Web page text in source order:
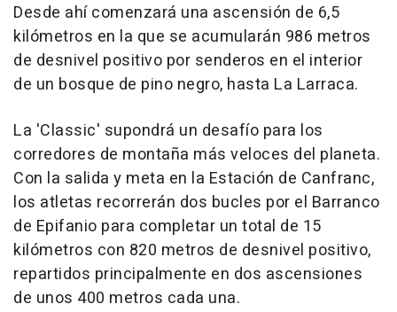
Desde ahí comenzará una ascensión de 6,5
kilómetros en la que se acumularán 986 metros
de desnivel positivo por senderos en el interior
de un bosque de pino negro, hasta La Larraca.
La 'Classic' supondrá un desafío para los
corredores de montaña más veloces del planeta.
Con la salida y meta en la Estación de Canfranc,
los atletas recorrerán dos bucles por el Barranco
de Epifanio para completar un total de 15
kilómetros con 820 metros de desnivel positivo,
repartidos principalmente en dos ascensiones
de unos 400 metros cada una.